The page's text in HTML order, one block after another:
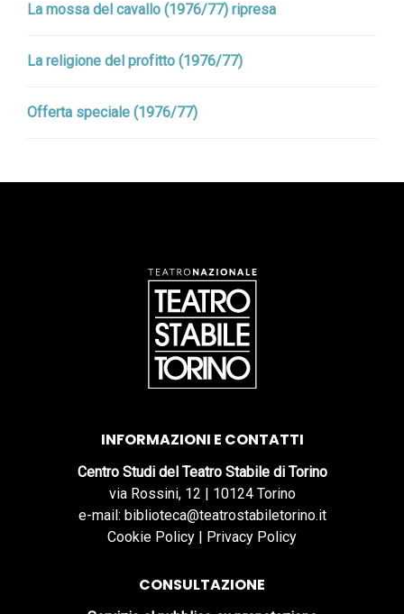
La mossa del cavallo (1976/77) ripresa
La religione del profitto (1976/77)
Offerta speciale (1976/77)
INFORMAZIONI E CONTATTI
Centro Studi del Teatro Stabile di Torino
via Rossini, 12 | 10124 Torino
e-mail: biblioteca@teatrostabiletorino.it
Cookie Policy | Privacy Policy
CONSULTAZIONE